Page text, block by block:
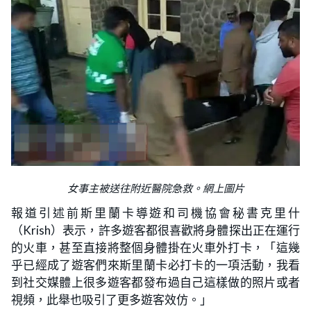
女事主被送往附近醫院急救。網上圖片
報道引述前斯里蘭卡導遊和司機協會秘書克里什
（Krish）表示，許多遊客都很喜歡將身體探出正在運行
的火車，甚至直接將整個身體掛在火車外打卡，「這幾
乎已經成了遊客們來斯里蘭卡必打卡的一項活動，我看
到社交媒體上很多遊客都發布過自己這樣做的照片或者
視頻，此舉也吸引了更多遊客效仿。」